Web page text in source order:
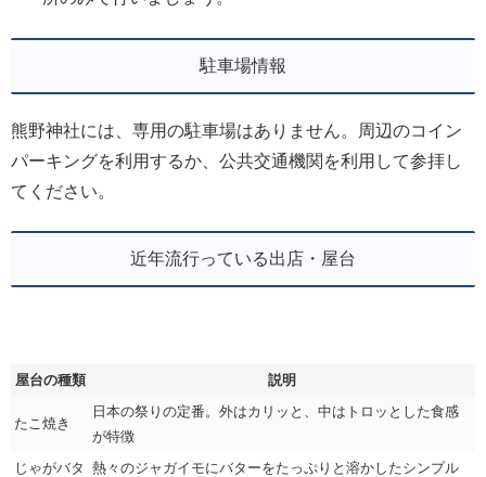
駐車場情報
熊野神社には、専用の駐車場はありません。周辺のコイン
パーキングを利用するか、公共交通機関を利用して参拝し
てください。
近年流行っている出店・屋台
屋台の種類 説明
たこ焼き
日本の祭りの定番。外はカリッと、中はトロッとした食感
が特徴
じゃがバタ 熱々のジャガイモにバターをたっぷりと溶かしたシンプル